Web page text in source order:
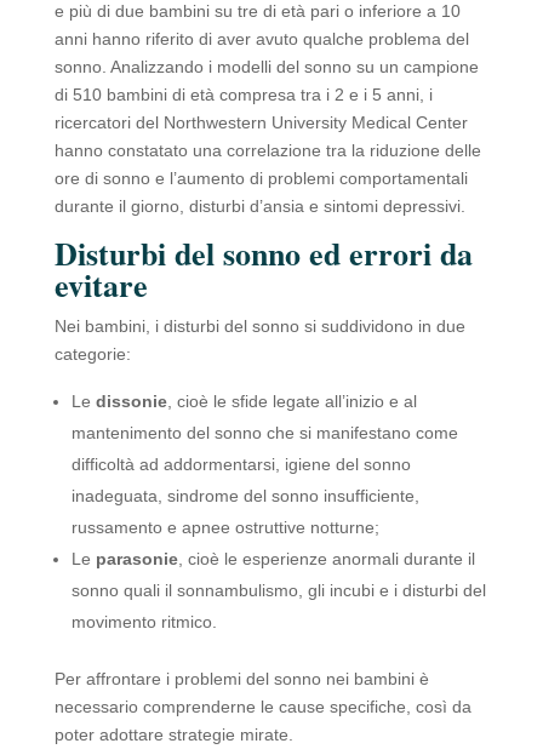
e più di due bambini su tre di età pari o inferiore a 10
anni hanno riferito di aver avuto qualche problema del
sonno. Analizzando i modelli del sonno su un campione
di 510 bambini di età compresa tra i 2 e i 5 anni, i
ricercatori del Northwestern University Medical Center
hanno constatato una correlazione tra la riduzione delle
ore di sonno e l’aumento di problemi comportamentali
durante il giorno, disturbi d’ansia e sintomi depressivi.
Disturbi del sonno ed errori da
evitare
Nei bambini, i disturbi del sonno si suddividono in due
categorie:
Le dissonie, cioè le sfide legate all’inizio e al
mantenimento del sonno che si manifestano come
difficoltà ad addormentarsi, igiene del sonno
inadeguata, sindrome del sonno insufficiente,
russamento e apnee ostruttive notturne;
Le parasonie, cioè le esperienze anormali durante il
sonno quali il sonnambulismo, gli incubi e i disturbi del
movimento ritmico.
Per affrontare i problemi del sonno nei bambini è
necessario comprenderne le cause specifiche, così da
poter adottare strategie mirate.